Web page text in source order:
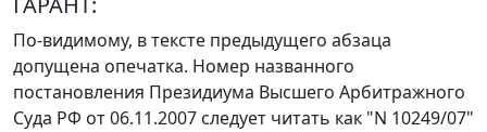
По-видимому, в тексте предыдущего абзаца
допущена опечатка. Номер названного
постановления Президиума Высшего Арбитражного
Суда РФ от 06.11.2007 следует читать как "N 10249/07"